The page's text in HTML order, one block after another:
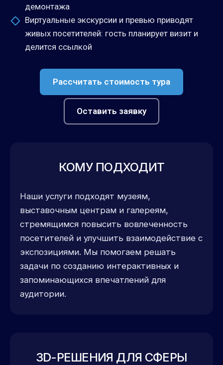
демонтажа
Виртуальные экскурсии и превью приводят
живых посетителей: гость планирует визит и
делится ссылкой
Рассчитать стоимость тура
Оставить заявку
КОМУ ПОДХОДИТ
Наши услуги подходят музеям,
выставочным центрам и галереям,
стремящимся повысить вовлеченность
посетителей и улучшить взаимодействие с
экспозициями. Мы помогаем решать
задачи по созданию интерактивных и
запоминающихся впечатлений для
аудитории.
3D-РЕШЕНИЯ ДЛЯ СФЕРЫ